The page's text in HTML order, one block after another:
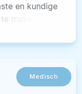
en kundige
maken heeft
Medisch